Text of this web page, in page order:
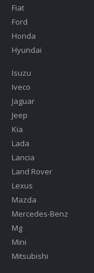
Fiat
Ford
Honda
Hyundai
Isuzu
Iveco
Jaguar
Jeep
Kia
Lada
Lancia
Land Rover
Lexus
Mazda
Mercedes-Benz
Mg
Mini
Mitsubishi